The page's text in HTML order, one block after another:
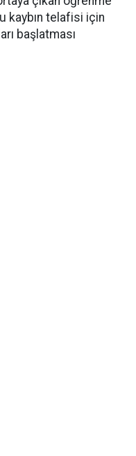
kaybın telafisi için
başlatması